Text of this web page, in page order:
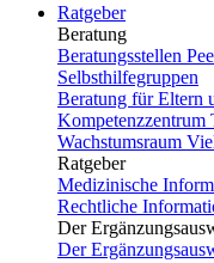
Ratgeber
Beratung
Beratungsstellen
Selbsthilfegruppen
Beratung für Eltern
Kompetenzzentrum
Wachstumsraum
Ratgeber
Medizinische
Rechtliche
Der
Der